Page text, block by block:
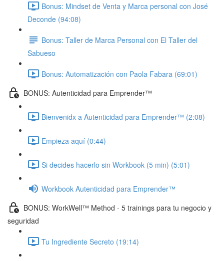
Bonus: Mindset de Venta y Marca personal con José
Deconde (94:08)
Bonus: Taller de Marca Personal con El Taller del
Sabueso
Bonus: Automatización con Paola Fabara (69:01)
BONUS: Autenticidad para Emprender™
Bienvenidx a Autenticidad para Emprender™ (2:08)
Empieza aquí (0:44)
Si decides hacerlo sin Workbook (5 min) (5:01)
Workbook Autenticidad para Emprender™
BONUS: WorkWell™ Method - 5 trainings para tu negocio y
seguridad
Tu Ingrediente Secreto (19:14)